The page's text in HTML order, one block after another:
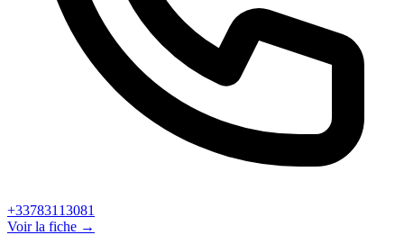
+33783113081
Voir la fiche →